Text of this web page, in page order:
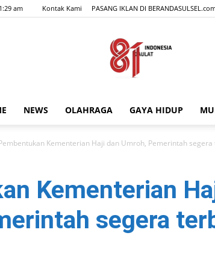
am Kontak Kami PASANG IKLAN DI
NEWS OLAHRAGA GAYA HIDUP
Kementerian Haji dan Umroh, Pemerintah
Kementerian
segera